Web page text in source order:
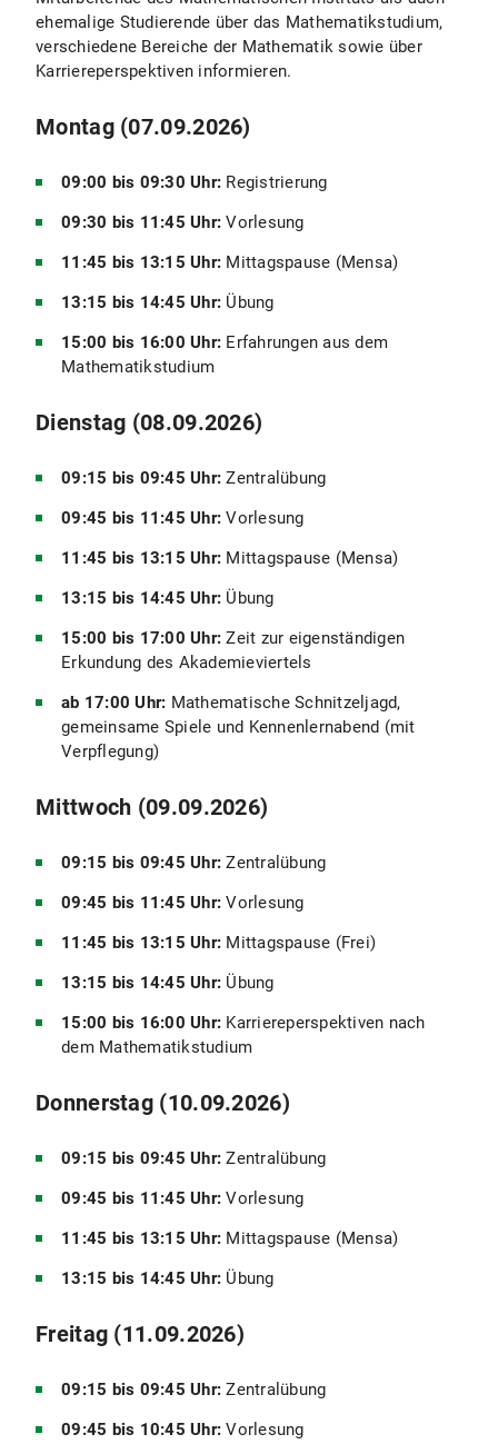
ehemalige Studierende über das Mathematikstudium,
verschiedene Bereiche der Mathematik sowie über
Karriereperspektiven informieren.
Montag (07.09.2026)
09:00 bis 09:30 Uhr: Registrierung
09:30 bis 11:45 Uhr:Vorlesung
11:45 bis 13:15 Uhr: Mittagspause (Mensa)
13:15 bis 14:45 Uhr: Übung
15:00 bis 16:00 Uhr: Erfahrungen aus dem
Mathematikstudium
Dienstag (08.09.2026)
09:15 bis 09:45 Uhr:Zentralübung
09:45 bis 11:45 Uhr:Vorlesung
11:45 bis 13:15 Uhr: Mittagspause (Mensa)
13:15 bis 14:45 Uhr: Übung
15:00 bis 17:00 Uhr:Zeit zur eigenständigen
Erkundung des Akademieviertels
ab 17:00 Uhr: Mathematische Schnitzeljagd,
gemeinsame Spiele und Kennenlernabend (mit
Verpflegung)
Mittwoch (09.09.2026)
09:15 bis 09:45 Uhr:Zentralübung
09:45 bis 11:45 Uhr:Vorlesung
11:45 bis 13:15 Uhr: Mittagspause (Frei)
13:15 bis 14:45 Uhr: Übung
15:00 bis 16:00 Uhr: Karriereperspektiven nach
dem Mathematikstudium
Donnerstag (10.09.2026)
09:15 bis 09:45 Uhr:Zentralübung
09:45 bis 11:45 Uhr:Vorlesung
11:45 bis 13:15 Uhr: Mittagspause (Mensa)
13:15 bis 14:45 Uhr: Übung
Freitag (11.09.2026)
09:15 bis 09:45 Uhr:Zentralübung
09:45 bis 10:45 Uhr:Vorlesung